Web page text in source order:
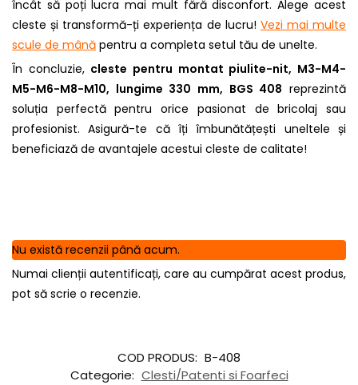
încât să poți lucra mai mult fără disconfort. Alege acest
cleste și transformă-ți experiența de lucru! Vezi mai multe
scule de mână pentru a completa setul tău de unelte.
În concluzie, cleste pentru montat piulite-nit, M3-M4-
M5-M6-M8-M10, lungime 330 mm, BGS 408 reprezintă
soluția perfectă pentru orice pasionat de bricolaj sau
profesionist. Asigură-te că îți îmbunătățești uneltele și
beneficiază de avantajele acestui cleste de calitate!
Nu există recenzii până acum.
Numai clienții autentificați, care au cumpărat acest produs,
pot să scrie o recenzie.
COD PRODUS: B-408
Categorie: Clesti/Patenti si Foarfeci